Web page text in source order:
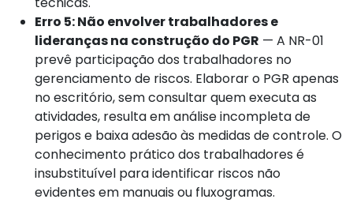
Erro 5: Não envolver trabalhadores e
lideranças na construção do PGR — A NR-01
prevê participação dos trabalhadores no
gerenciamento de riscos. Elaborar o PGR apenas
no escritório, sem consultar quem executa as
atividades, resulta em análise incompleta de
perigos e baixa adesão às medidas de controle. O
conhecimento prático dos trabalhadores é
insubstituível para identificar riscos não
evidentes em manuais ou fluxogramas.